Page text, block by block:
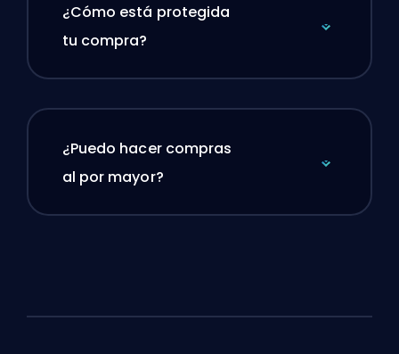
¿Cómo está protegida
tu compra?
¿Puedo hacer compras
al por mayor?